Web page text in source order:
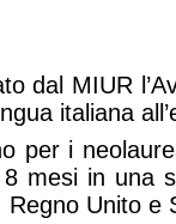
dal MIUR
italiana
per i
mesi in una
Unito e